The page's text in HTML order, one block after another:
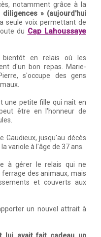
notamment grâce à la
diligences » (aujourd'hui
seule voix permettant de
du Cap Lahoussaye
bientôt en relais où les
d'un bon repas. Marie-
s'occupe des gens
une petite fille qui naît en
être en l'honneur de
Gaudieux, jusqu'au décès
variole à l'âge de 37 ans.
à gérer le relais qui ne
des animaux, mais
et couverts aux
un nouvel attrait à